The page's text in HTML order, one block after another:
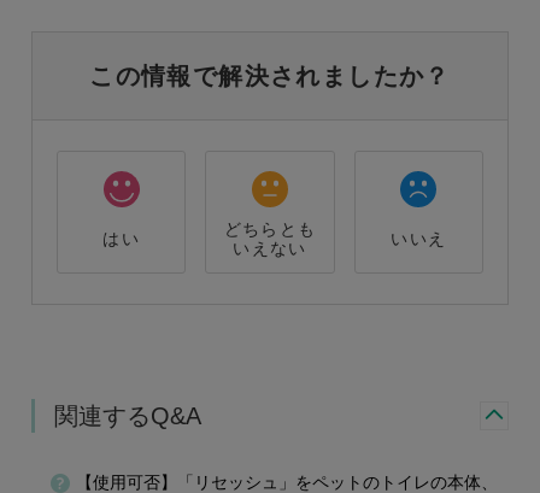
この情報で解決されましたか？
はい
どちらとも
いえない
いいえ
関連するQ&A
【使用可否】「リセッシュ」をペットのトイレの本体、